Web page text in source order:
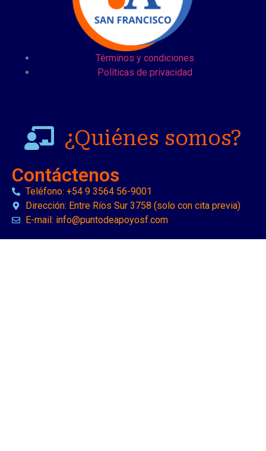
Términos y condiciones
Políticas de privacidad
¿Quiénes somos?
Contáctenos
Teléfono: +54 9 3564 56-9001
Dirección: Entre Ríos Sur 3758 (solo con cita previa)
E-mail: info@puntodeapoyosf.com